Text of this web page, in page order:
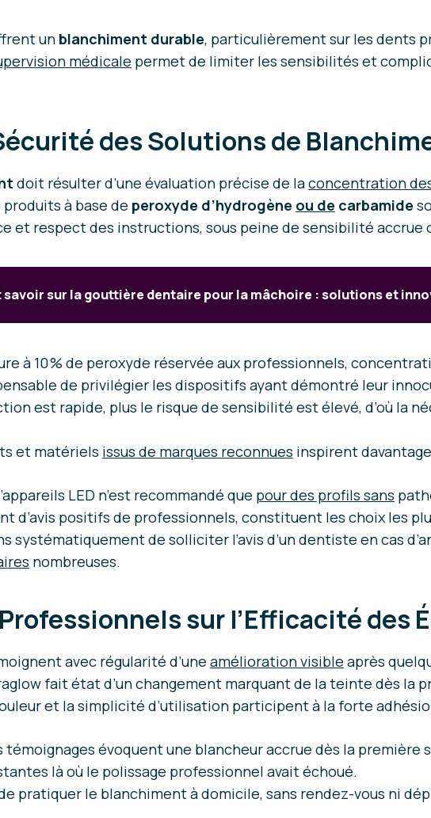
un blanchiment durable, particulièrement sur les dents
médicale permet de limiter les sensibilités et
des Solutions de
doit résulter d’une évaluation précise de laconcentration
à base de peroxyde d’hydrogène ou de carbamide
et respect des instructions, sous peine de sensibilité accrue
savoir sur la gouttière dentaire pour la mâchoire : solutions et
à 10 % de peroxyde réservée aux professionnels,
de privilégier les dispositifs ayant démontré leur
est rapide, plus le risque de sensibilité est élevé, d’où la
et matériels issus de marques reconnues inspirent
LED n’est recommandé que pour des profils sans
d’avis positifs de professionnels, constituent les choix les
systématiquement de solliciter l’avis d’un dentiste en cas
nombreuses.
sur l’Efficacité des
avec régularité d’une amélioration visible après
fait état d’un changement marquant de la teinte dès la
et la simplicité d’utilisation participent à la forte
témoignages évoquent une blancheur accrue dès la
là où le polissage professionnel avait échoué.
pratiquer le blanchiment à domicile, sans rendez-vous ni